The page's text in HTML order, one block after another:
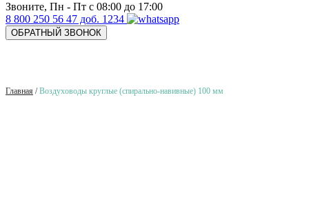
Звоните, Пн - Пт с 08:00 до 17:00
8 800 250 56 47 доб. 1234
ОБРАТНЫЙ ЗВОНОК
Главная /Воздуховоды круглые (спирально-навивные) 100 мм